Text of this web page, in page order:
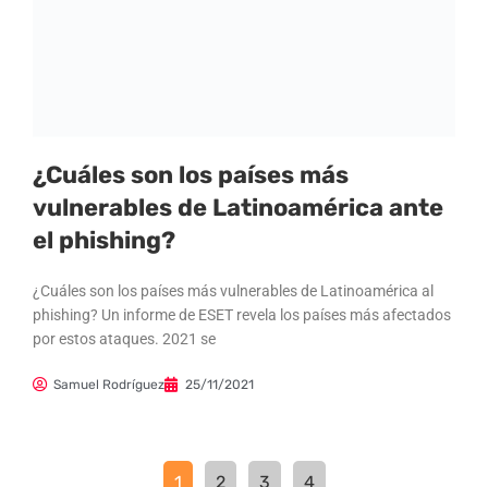
¿Cuáles son los países más
vulnerables de Latinoamérica ante
el phishing?
¿Cuáles son los países más vulnerables de Latinoamérica al
phishing? Un informe de ESET revela los países más afectados
por estos ataques. 2021 se
Samuel Rodríguez 25/11/2021
1 2 3 4